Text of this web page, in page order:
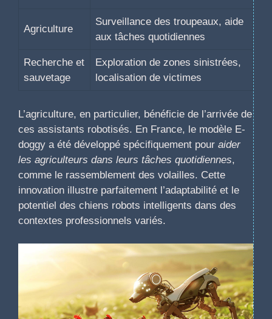
Agriculture
Surveillance des troupeaux, aide
aux tâches quotidiennes
Recherche et
sauvetage
Exploration de zones sinistrées,
localisation de victimes
L’agriculture, en particulier, bénéficie de l’arrivée de
ces assistants robotisés. En France, le modèle E-
doggy a été développé spécifiquement pour aider
les agriculteurs dans leurs tâches quotidiennes,
comme le rassemblement des volailles. Cette
innovation illustre parfaitement l’adaptabilité et le
potentiel des chiens robots intelligents dans des
contextes professionnels variés.